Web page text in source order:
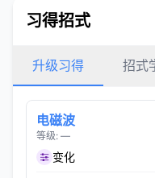
习得招式
升级习得 招式
电磁波
等级: —
变化